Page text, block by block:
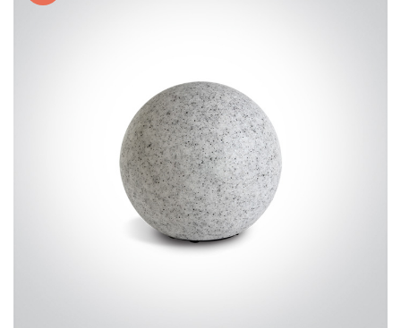
Tablouri si Sigurante
Tablouri Organizare
Sigurante Automate